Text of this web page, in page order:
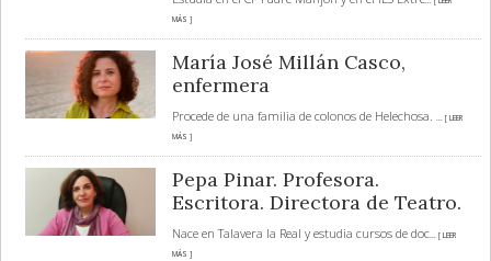
MÁS ]
María José Millán Casco,
enfermera
Procede de una familia de colonos de Helechosa. ... [ LEER
MÁS ]
Pepa Pinar. Profesora.
Escritora. Directora de Teatro.
Nace en Talavera la Real y estudia cursos de doc... [ LEER
MÁS ]